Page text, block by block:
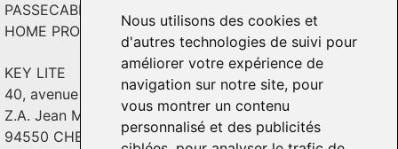
Nous utilisons des cookies et
d'autres technologies de suivi pour
améliorer votre expérience de
navigation sur notre site, pour
vous montrer un contenu
personnalisé et des publicités
PASSECABLE
HOME PRODUCT
KEY LITE
40, avenue Georges Guynemer
Z.A. Jean Mermoz - Bât. C2
94550 CHEVILLY - LARUE